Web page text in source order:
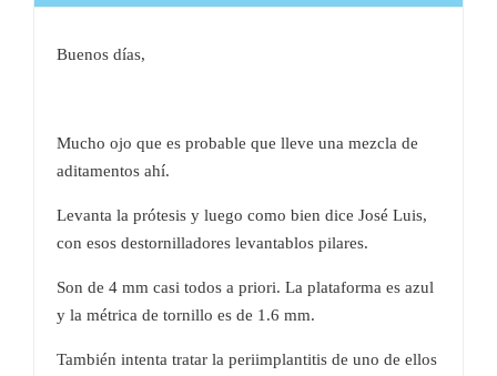
Buenos días,
Mucho ojo que es probable que lleve una mezcla de
aditamentos ahí.
Levanta la prótesis y luego como bien dice José Luis,
con esos destornilladores levantablos pilares.
Son de 4 mm casi todos a priori. La plataforma es azul
y la métrica de tornillo es de 1.6 mm.
También intenta tratar la periimplantitis de uno de ellos